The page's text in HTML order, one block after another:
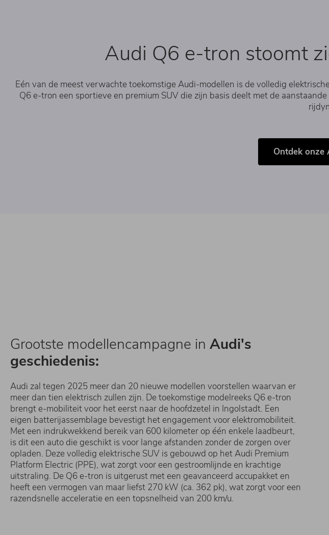
Audi Q6 e-tron stoomt
Eén van de meest verwachte toekomstige Audi-modellen is de volledig
Q6 e-tron een sportieve en premium SUV die zijn basis deelt met de
Ontdek onze
Grootste modellencampagne in Audi's
geschiedenis:
Audi zal tegen 2025 meer dan 20 nieuwe modellen voorstellen waarvan er
meer dan tien elektrisch zullen zijn. De toekomstige modelreeks Q6 e-tron
brengt e-mobiliteit voor het eerst naar de hoofdzetel in Ingolstadt. Een
eigen batterijassemblage bevestigt het engagement voor elektromobiliteit.
Met een indrukwekkend bereik van 600 kilometer op één enkele laadbeurt,
is dit een auto die geschikt is voor lange afstanden zonder de zorgen over
opladen. Deze volledig elektrische SUV is gebouwd op het Audi Premium
Platform Electric (PPE), wat zorgt voor een gestroomlijnde en krachtige
uitstraling. De Q6 e-tron is uitgerust met een geavanceerd accupakket en
heeft een vermogen van maar liefst 270 kW (ca. 362 pk), wat zorgt voor een
razendsnelle acceleratie en een topsnelheid van 200 km/u.